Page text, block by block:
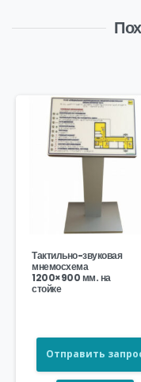
Тактильно-звуковая
мнемосхема
1200×900 мм. на
стойке
Отправить